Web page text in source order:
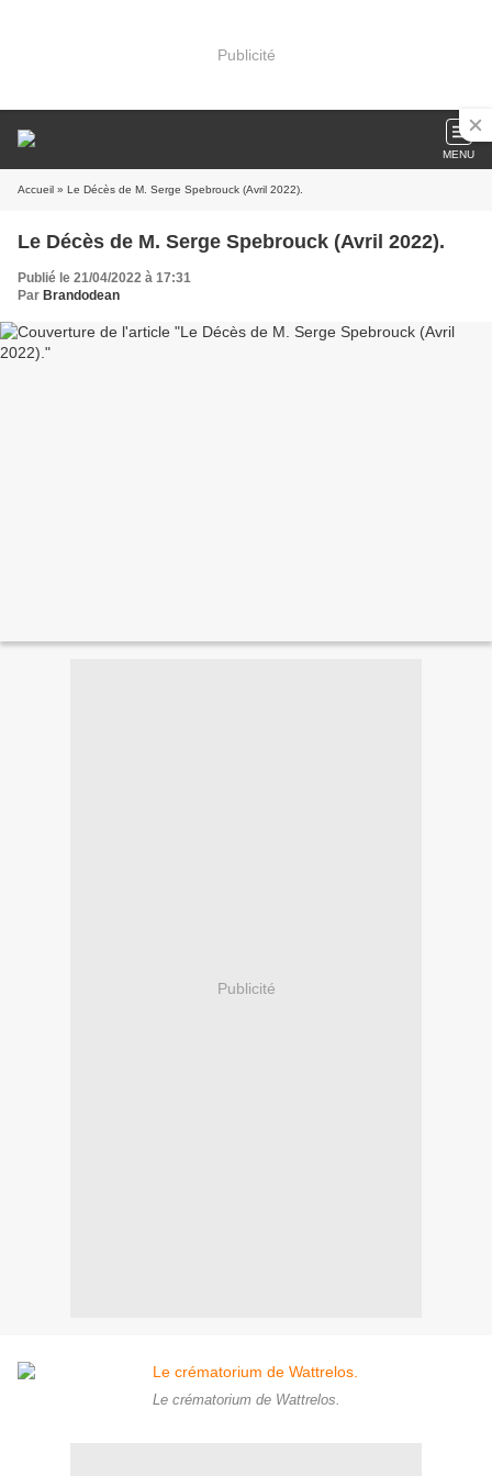
Publicité
MENU
Accueil » Le Décès de M. Serge Spebrouck (Avril 2022).
Le Décès de M. Serge Spebrouck (Avril 2022).
Publié le 21/04/2022 à 17:31
Par Brandodean
Publicité
Le crématorium de Wattrelos.